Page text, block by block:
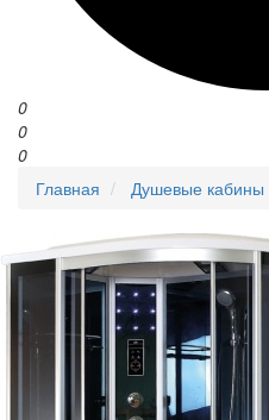
0
0
0
Главная
Душевые кабины